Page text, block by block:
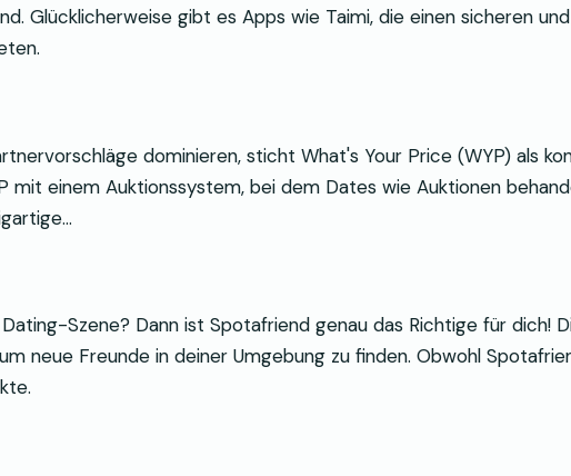
Glücklicherweise gibt es Apps wie Taimi, die einen sicheren
dominieren, sticht What's Your Price (WYP) als
einem Auktionssystem, bei dem Dates wie Auktionen
Szene? Dann ist Spotafriend genau das Richtige für dich!
neue Freunde in deiner Umgebung zu finden. Obwohl